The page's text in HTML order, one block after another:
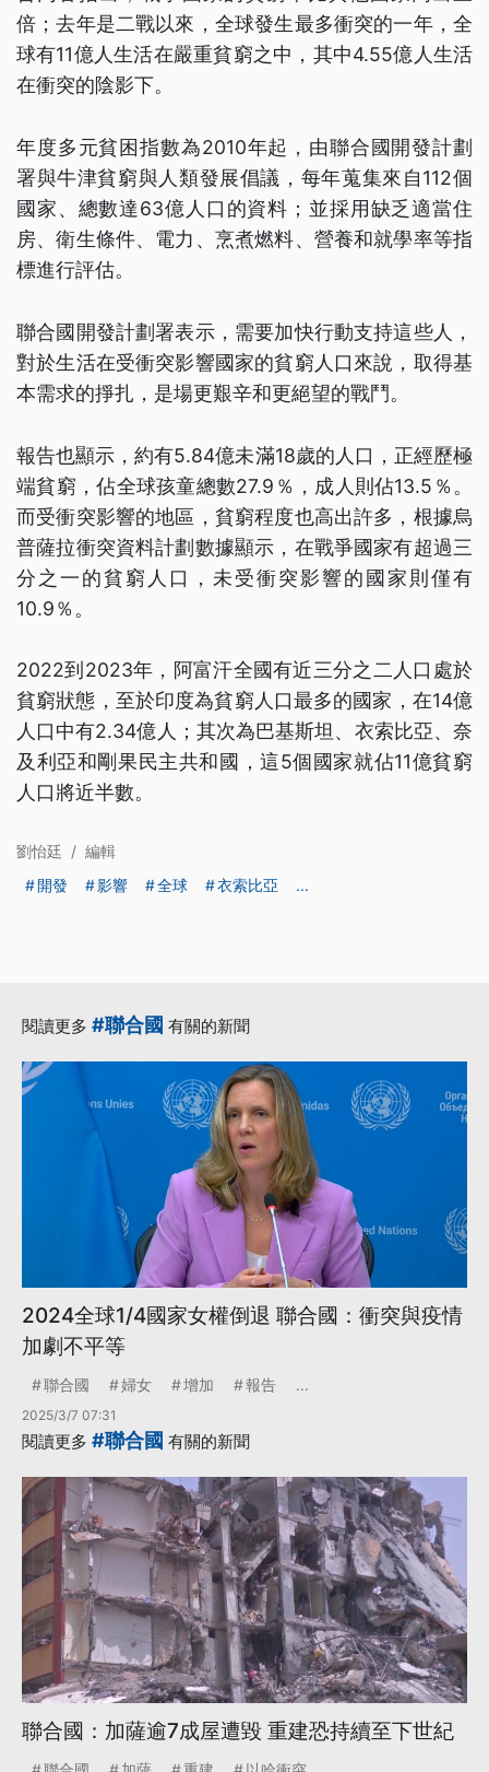
倍；去年是二戰以來，全球發生最多衝突的一年，全
球有11億人生活在嚴重貧窮之中，其中4.55億人生活
在衝突的陰影下。
年度多元貧困指數為2010年起，由聯合國開發計劃
署與牛津貧窮與人類發展倡議，每年蒐集來自112個
國家、總數達63億人口的資料；並採用缺乏適當住
房、衛生條件、電力、烹煮燃料、營養和就學率等指
標進行評估。
聯合國開發計劃署表示，需要加快行動支持這些人，
對於生活在受衝突影響國家的貧窮人口來說，取得基
本需求的掙扎，是場更艱辛和更絕望的戰鬥。
報告也顯示，約有5.84億未滿18歲的人口，正經歷極
端貧窮，佔全球孩童總數27.9％，成人則佔13.5％。
而受衝突影響的地區，貧窮程度也高出許多，根據烏
普薩拉衝突資料計劃數據顯示，在戰爭國家有超過三
分之一的貧窮人口，未受衝突影響的國家則僅有
10.9％。
2022到2023年，阿富汗全國有近三分之二人口處於
貧窮狀態，至於印度為貧窮人口最多的國家，在14億
人口中有2.34億人；其次為巴基斯坦、衣索比亞、奈
及利亞和剛果民主共和國，這5個國家就佔11億貧窮
人口將近半數。
劉怡廷 / 編輯
開發
影響 全球 衣索比亞 ...
閱讀更多 #聯合國 有關的新聞
2024全球1/4國家女權倒退 聯合國：衝突與疫情
加劇不平等
聯合國 婦女 增加 報告 ...
2025/3/7 07:31
閱讀更多 #聯合國 有關的新聞
聯合國：加薩逾7成屋遭毀 重建恐持續至下世紀